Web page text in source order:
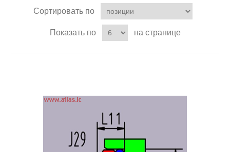
Сортировать по
Показать по на странице